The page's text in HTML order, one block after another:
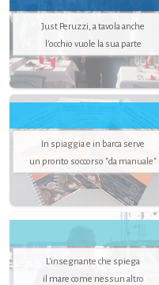
Just Peruzzi, a tavola anche
l’occhio vuole la sua parte
In spiaggia e in barca serve
un pronto soccorso "da manuale"
L'insegnante che spiega
il mare come nessun altro